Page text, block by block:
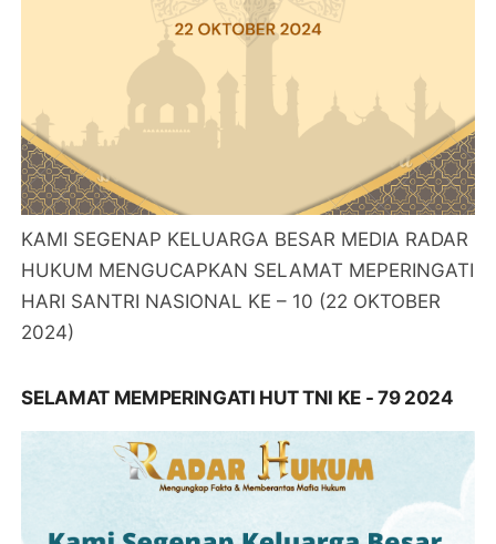
KAMI SEGENAP KELUARGA BESAR MEDIA RADAR
HUKUM MENGUCAPKAN SELAMAT MEPERINGATI
HARI SANTRI NASIONAL KE – 10 (22 OKTOBER
2024)
SELAMAT MEMPERINGATI HUT TNI KE - 79 2024